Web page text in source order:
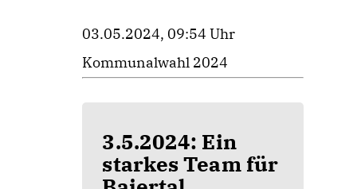
03.05.2024, 09:54 Uhr
Kommunalwahl 2024
3.5.2024: Ein
starkes Team für